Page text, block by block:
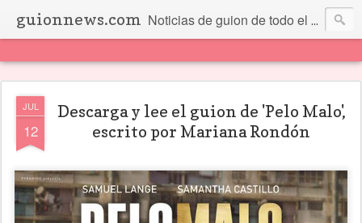
guionnews.com Noticias de guion de todo el mundo... Y más.
JUL
12
Descarga y lee el guion de 'Pelo Malo',
escrito por Mariana Rondón